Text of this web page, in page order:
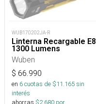
WUB170202JA-R
Linterna Recargable E8
1300 Lumens
Wuben
$ 66.990
en 6cuotas de $11.165sin
interés
ahorras $2.680 por